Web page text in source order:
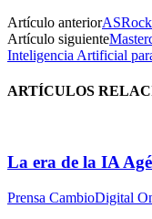
Artículo anterior
Artículo siguiente
Inteligencia Artificial
ARTÍCULOS
La era de la IA
Prensa CambioDigital